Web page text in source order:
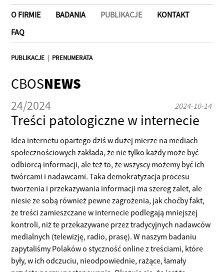
O FIRMIE BADANIA PUBLIKACJE
KONTAKT
FAQ
PUBLIKACJE | PRENUMERATA
CBOSNEWS
24/2024 2024-10-14
Treści patologiczne w internecie
Idea internetu opartego dziś w dużej mierze na mediach
społecznościowych zakłada, że nie tylko każdy może być
odbiorcą informacji, ale też to, że wszyscy możemy być ich
twórcami i nadawcami. Taka demokratyzacja procesu
tworzenia i przekazywania informacji ma szereg zalet, ale
niesie ze sobą również pewne zagrożenia, jak choćby fakt,
że treści zamieszczane w internecie podlegają mniejszej
kontroli, niż te przekazywane przez tradycyjnych nadawców
medialnych (telewizję, radio, prasę). W naszym badaniu
zapytaliśmy Polaków o styczność online z treściami, które
były, w ich odczuciu, nieodpowiednie, rażące, łamały